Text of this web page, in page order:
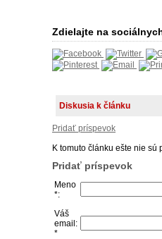
Zdielajte na
Diskusia k článku
Pridať príspevok
K tomuto článku ešte nie
Pridať príspevok
Meno
*:
Váš
email:
*